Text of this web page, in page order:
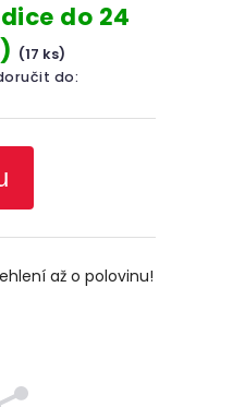
do 24
(17 ks)
do:
až o polovinu!